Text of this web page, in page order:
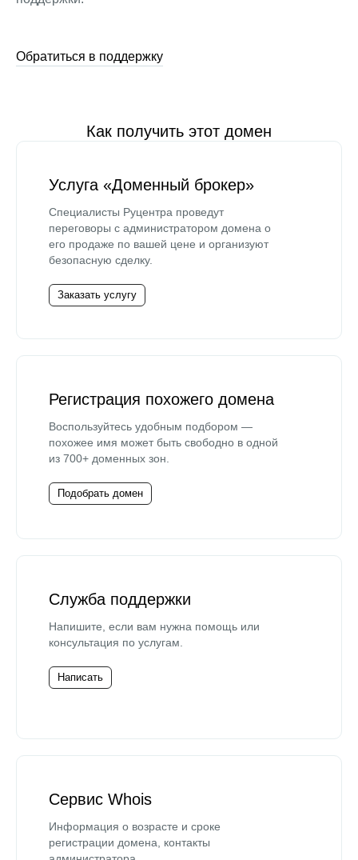
Обратиться в поддержку
Как получить этот домен
Услуга «Доменный брокер»
Специалисты Руцентра проведут
переговоры с администратором домена о
его продаже по вашей цене и организуют
безопасную сделку.
Заказать услугу
Регистрация похожего домена
Воспользуйтесь удобным подбором —
похожее имя может быть свободно в одной
из 700+ доменных зон.
Подобрать домен
Служба поддержки
Напишите, если вам нужна помощь или
консультация по услугам.
Написать
Сервис Whois
Информация о возрасте и сроке
регистрации домена, контакты